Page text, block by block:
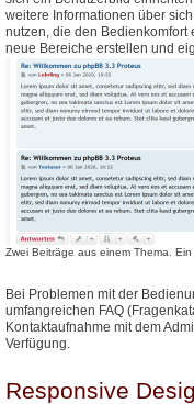
weitere Informationen über
nutzen, die den Bedienkomfort
neue Bereiche erstellen und
Zwei Beiträge aus einem Thema.
Bei Problemen mit der
umfangreichen FAQ
Kontaktaufnahme mit dem
Verfügung.
Responsive